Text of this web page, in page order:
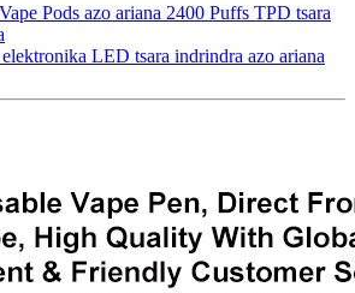
Pods azo ariana 2400 Puffs TPD tsara
elektronika LED tsara indrindra azo ariana